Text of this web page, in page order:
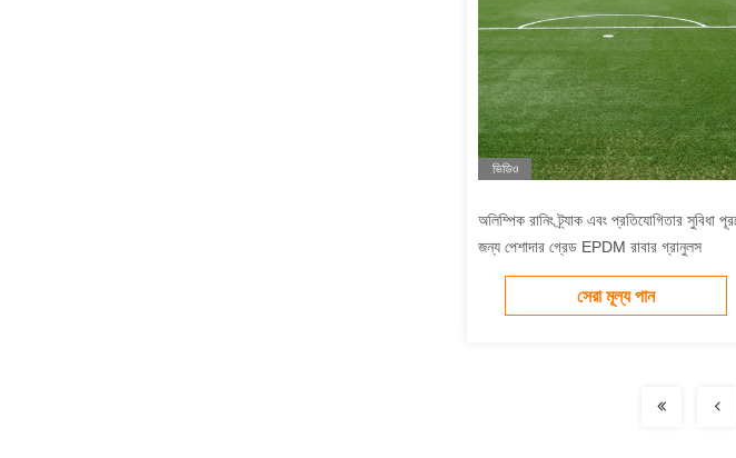
ভিডিও
অলিম্পিক রানিং ট্র্যাক এবং প্রতিযোগিতার সুবিধা
জন্য পেশাদার গ্রেড EPDM রাবার গ্রানুলস
সেরা মূল্য পান